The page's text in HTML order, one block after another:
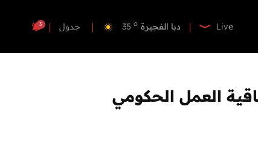
Live دبا الفجيرة 35 o
أم القيوين 34 o
جدول 3
العمل الحكومي